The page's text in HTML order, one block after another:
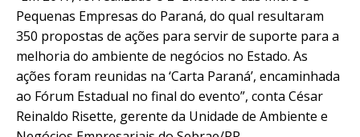
Pequenas Empresas do Paraná, do qual resultaram
350 propostas de ações para servir de suporte para a
melhoria do ambiente de negócios no Estado. As
ações foram reunidas na ‘Carta Paraná’, encaminhada
ao Fórum Estadual no final do evento”, conta César
Reinaldo Risette, gerente da Unidade de Ambiente e